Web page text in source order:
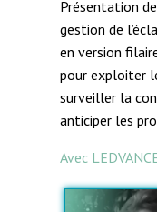
Présentation
gestion de
en version
pour exploiter
surveiller la
anticiper les
Avec